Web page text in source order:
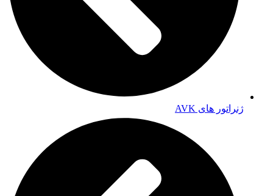
ژنراتور های AVK